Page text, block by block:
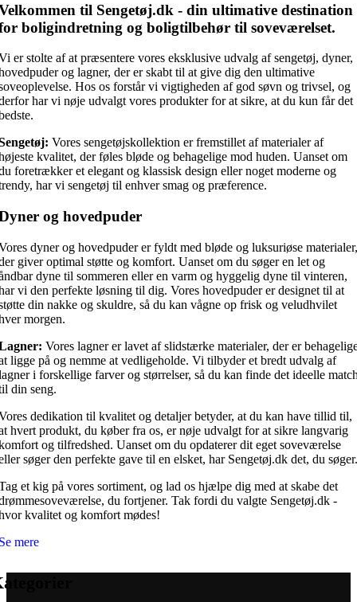
varianter.
Mulighederne
vælges
på
varesiden
til Sengetøj.dk - din ultimative destination
boligindretning og boligtilbehør til soveværelset.
er stolte af at præsentere vores eksklusive udvalg af sengetøj, dyner,
og lagner, der er skabt til at give dig den ultimative
Hos os forstår vi vigtigheden af god søvn og trivsel, og
har vi nøje udvalgt vores produkter for at sikre, at du kun får det
Vores sengetøjskollektion er fremstillet af materialer af
kvalitet, der føles bløde og behagelige mod huden. Uanset om
foretrækker et elegant og klassisk design eller noget moderne og
har vi sengetøj til enhver smag og præference.
og hovedpuder
dyner og hovedpuder er fyldt med bløde og luksuriøse materialer,
giver optimal støtte og komfort. Uanset om du søger en let og
dyne til sommeren eller en varm og hyggelig dyne til vinteren,
vi den perfekte løsning til dig. Vores hovedpuder er designet til at
din nakke og skuldre, så du kan vågne op frisk og veludhvilet
morgen.
Vores lagner er lavet af slidstærke materialer, der er
ligge på og nemme at vedligeholde. Vi tilbyder et bredt udvalg af
i forskellige farver og størrelser, så du kan finde det ideelle
din seng.
dedikation til kvalitet og detaljer betyder, at du kan have tillid til,
hvert produkt, du køber fra os, er nøje udvalgt for at sikre langvarig
og tilfredshed. Uanset om du opdaterer dit eget soveværelse
søger den perfekte gave til en elsket, har Sengetøj.dk det, du søger.
et kig på vores sortiment, og lad os hjælpe dig med at skabe det
du fortjener. Tak fordi du valgte Sengetøj.dk -
kvalitet og komfort mødes!
mere